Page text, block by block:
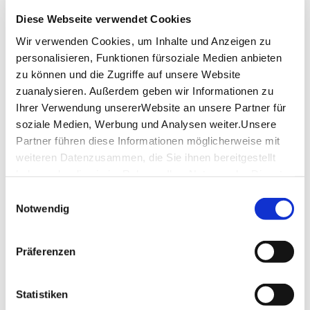
Diese Webseite verwendet Cookies
Wir verwenden Cookies, um Inhalte und Anzeigen zu
personalisieren, Funktionen fürsoziale Medien anbieten
zu können und die Zugriffe auf unsere Website
zuanalysieren. Außerdem geben wir Informationen zu
Ihrer Verwendung unsererWebsite an unsere Partner für
soziale Medien, Werbung und Analysen weiter.Unsere
Partner führen diese Informationen möglicherweise mit
weiteren Datenzusammen, die Sie ihnen bereitgestellt
Impressum
Notwendig
Präferenzen
Statistiken
Getränke sind nicht inkludiert.
Sprache: deutsch
Ende der Tour: Schlossplatz
Wir bitten um Verständnis, dass
Allergien/Lebensmittelunverträglichkeiten nicht
berücksichtigt werden können.
Gerne können Sie auch eine vegetarische Alternative des
Menüs buchen. Bitte geben Sie dies bei der Buchung
(unter Hinweisen) an.
Bitte beachten Sie: Ein Gutschein muss vorab in ein Ticket
für die Tour umgewandelt werden!
Mit einer Buchungsbestätigung erhalten Sie 10 % Rabatt
auf Souvenir- und Geschenkartikel im Haus des Tourismus.
anderen Rabattaktionen.